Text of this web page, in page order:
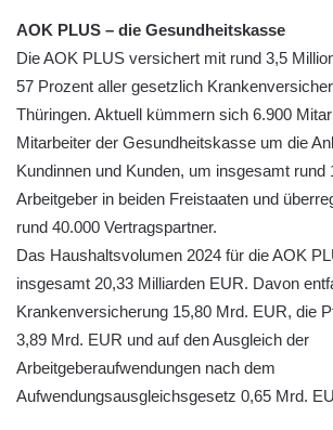
AOK PLUS – die Gesundheitskasse
Die AOK PLUS versichert mit rund 3,5
57 Prozent aller gesetzlich
Thüringen. Aktuell kümmern sich 6.900
Mitarbeiter der Gesundheitskasse um die
Kundinnen und Kunden, um insgesamt rund
Arbeitgeber in beiden Freistaaten und
rund 40.000 Vertragspartner.
Das Haushaltsvolumen 2024 für die AOK
insgesamt 20,33 Milliarden EUR. Davon
Krankenversicherung 15,80 Mrd. EUR, die
3,89 Mrd. EUR und auf den Ausgleich der
Arbeitgeberaufwendungen nach dem
Aufwendungsausgleichsgesetz 0,65 Mrd.